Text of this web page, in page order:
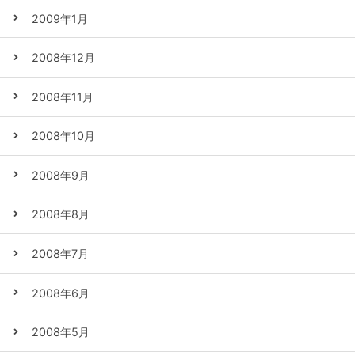
2009年1月
2008年12月
2008年11月
2008年10月
2008年9月
2008年8月
2008年7月
2008年6月
2008年5月